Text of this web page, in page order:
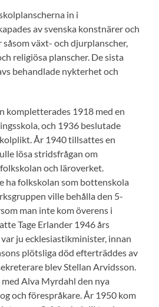
in i
av svenska konstnärer och
växt- och djurplanscher,
religiösa planscher. De sista
behandlade nykterhet och
kompletterades 1918 med en
och 1936 beslutade
År 1940 tillsattes en
lösa stridsfrågan om
och läroverket.
ha folkskolan som bottenskola
ville behålla den 5-
man inte kom överens i
Tage Erlander 1946 års
ju ecklesiastikminister, innan
plötsliga död efterträddes av
blev Stellan Arvidsson.
Alva Myrdahl den nya
och förespråkare. År 1950 kom